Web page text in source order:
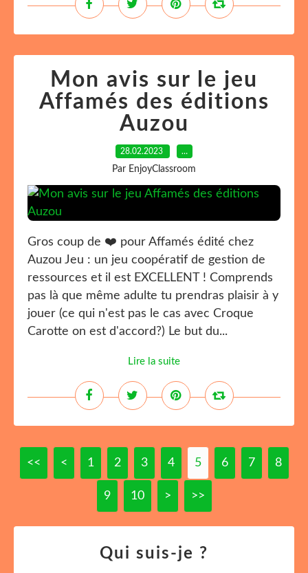
Mon avis sur le jeu
Affamés des éditions
Auzou
28.02.2023 …
Par EnjoyClassroom
Gros coup de ❤️ pour Affamés édité chez
Auzou Jeu : un jeu coopératif de gestion de
ressources et il est EXCELLENT ! Comprends
pas là que même adulte tu prendras plaisir à y
jouer (ce qui n'est pas le cas avec Croque
Carotte on est d'accord?) Le but du...
Lire la suite
<< < 1 2 3 4 5 6 7 8
9 10 > >>
Qui suis-je ?